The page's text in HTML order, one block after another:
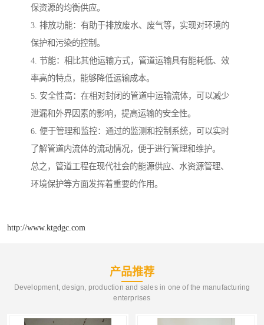
保资源的均衡供应。
3. 排放功能：有助于排放废水、废气等，实现对环境的
保护和污染的控制。
4. 节能：相比其他运输方式，管道运输具有能耗低、效
率高的特点，能够降低运输成本。
5. 安全性高：在相对封闭的管道中运输流体，可以减少
泄漏和外界因素的影响，提高运输的安全性。
6. 便于管理和监控：通过的监测和控制系统，可以实时
了解管道内流体的流动情况，便于进行管理和维护。
总之，管道工程在现代社会的能源供应、水资源管理、
环境保护等方面发挥着重要的作用。
http://www.ktgdgc.com
产品推荐
Development, design, production and sales in one of the manufacturing
enterprises